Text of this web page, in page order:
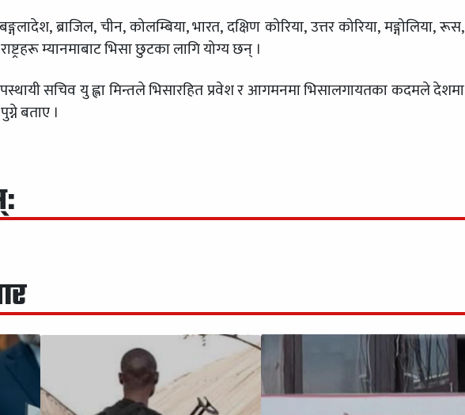
ब्राजिल, चीन, कोलम्बिया, भारत, दक्षिण कोरिया, उत्तर कोरिया, मङ्गोलिया, रूस,
म्यानमाबाट भिसा छुटका लागि योग्य छन् ।
सचिव यु ह्ला मिन्तले भिसारहित प्रवेश र आगमनमा भिसालगायतका कदमले देशमा
बताए ।